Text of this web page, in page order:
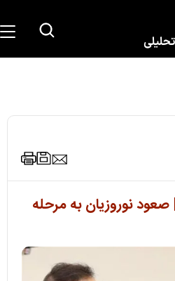
صعود نوروزیان به مرحله